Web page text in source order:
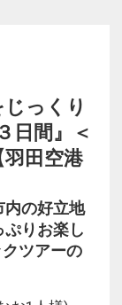
じっくり
日間』＜
羽田空港
内の好立地
りお楽し
ツアーの